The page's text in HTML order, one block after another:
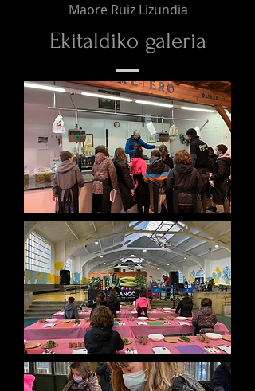
Maore Ruiz Lizundia
Ekitaldiko galeria